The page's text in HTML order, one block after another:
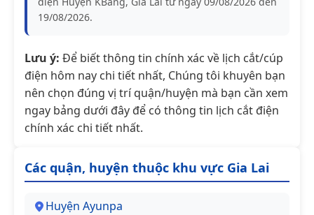
19/08/2026.
Lưu ý: Để biết thông tin chính xác về lịch cắt/cúp
điện hôm nay chi tiết nhất, Chúng tôi khuyên bạn
nên chọn đúng vị trí quận/huyện mà bạn cần xem
ngay bảng dưới đây để có thông tin lịch cắt điện
chính xác chi tiết nhất.
Các quận, huyện thuộc khu vực Gia Lai
Huyện Ayunpa